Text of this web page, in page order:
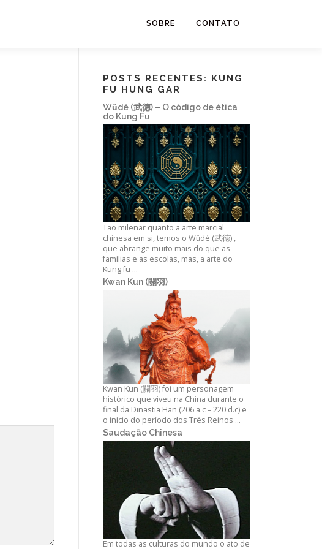
SOBRE CONTATO
POSTS RECENTES: KUNG
FU HUNG GAR
Wǔdé (武徳) – O código de ética
do Kung Fu
Tão milenar quanto a arte marcial
chinesa em si, temos o Wǔdé (武徳) ,
que abrange muito mais do que as
famílias e as escolas, mas, a arte do
Kung fu …
Kwan Kun (關羽)
Kwan Kun (關羽) foi um personagem
histórico que viveu na China durante o
final da Dinastia Han (206 a.c – 220 d.c) e
o início do período dos Três Reinos …
Saudação Chinesa
Em todas as culturas do mundo o ato de